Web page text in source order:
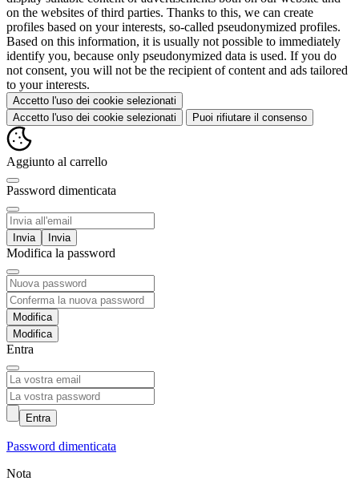
on the websites of third parties. Thanks to this, we can create
profiles based on your interests, so-called pseudonymized profiles.
Based on this information, it is usually not possible to immediately
identify you, because only pseudonymized data is used. If you do
not consent, you will not be the recipient of content and ads tailored
to your interests.
Accetto l'uso dei cookie selezionati
Accetto l'uso dei cookie selezionati
Puoi rifiutare il consenso
Aggiunto al carrello
Password dimenticata
Invia
Modifica la password
Modifica
Entra
Entra
Password dimenticata
Nota